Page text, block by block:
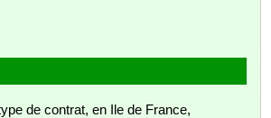
de contrat, en Ile de France,